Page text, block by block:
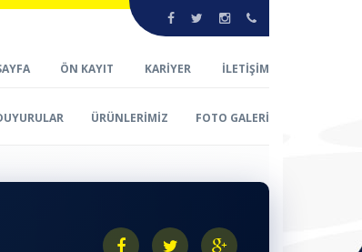
ÖN KAYIT KARİYER İLETİŞİM
ÜRÜNLERİMİZ FOTO GALERİ